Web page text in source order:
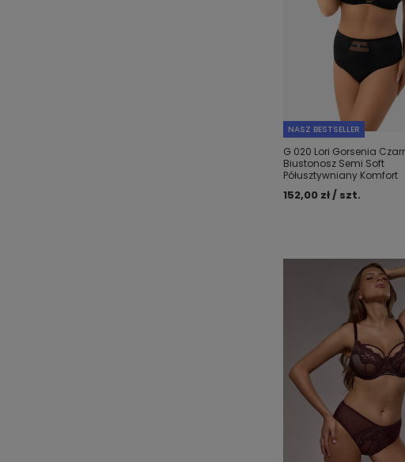
NASZ BESTSELLER
G 020 Lori Gorsenia
Biustonosz Semi Soft
Półusztywniany Komfort
152,00 zł / szt.